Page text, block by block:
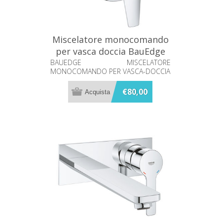
Miscelatore monocomando
per vasca doccia BauEdge
Grohe 29079000
BAUEDGE MISCELATORE
MONOCOMANDO PER VASCA-DOCCIA
€80,00